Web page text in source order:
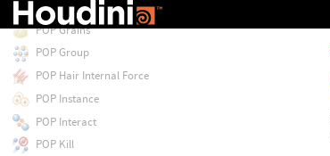
POP Force
POP Grains
POP Group
POP Hair Internal Force
POP Instance
POP Interact
POP Kill